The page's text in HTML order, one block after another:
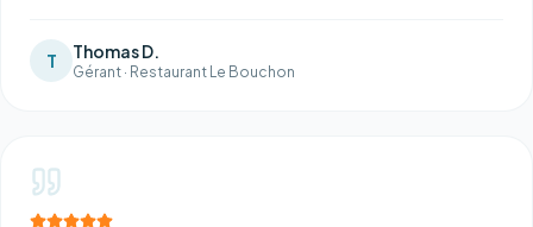
T Thomas D.
Gérant · Restaurant Le Bouchon